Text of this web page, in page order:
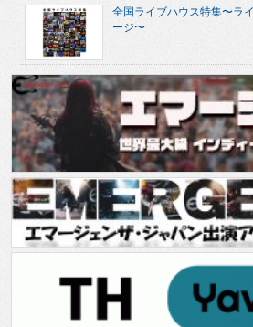
全国ライブハウス特集〜ラ
ージ〜